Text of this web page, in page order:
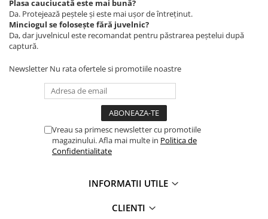
Plasa cauciucată este mai bună?
Da. Protejează peștele și este mai ușor de întreținut.
Minciogul se folosește fără juvelnic?
Da, dar juvelnicul este recomandat pentru păstrarea peștelui după
captură.
Newsletter Nu rata ofertele si promotiile noastre
Vreau sa primesc newsletter cu promotiile
magazinului. Afla mai multe in Politica de
Confidentialitate
INFORMATII UTILE
CLIENTI